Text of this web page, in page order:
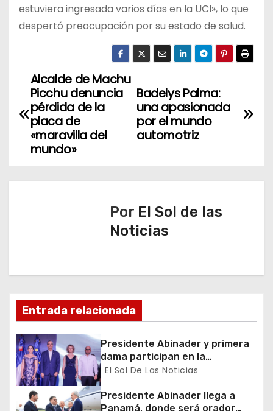
estuviera ingresada varios días en la UCI», lo que
despertó preocupación por su estado de salud.
N
a
g
n
d
e
e
Badelys Palma:
una apasionada
por el mundo
automotriz
Alcalde de Machu
Picchu denuncia
pérdida de la
placa de
«maravilla del
mundo»
Por El Sol de las
Noticias
Entrada relacionada
Presidente Abinader y primera
dama participan en la
celebración de la Fiesta
Nacional de Francia
El Sol De Las Noticias
Presidente Abinader llega a
Panamá, donde será orador